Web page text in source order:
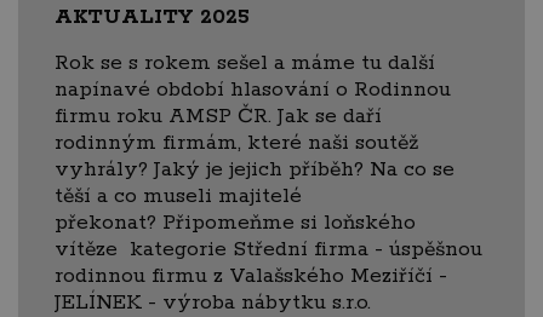
AKTUALITY 2025
Rok se s rokem sešel a máme tu další
napínavé období hlasování o Rodinnou
firmu roku AMSP ČR. Jak se daří
rodinným firmám, které naši soutěž
vyhrály? Jaký je jejich příběh? Na co se
těší a co museli majitelé
překonat? Připomeňme si loňského
vítěze kategorie Střední firma - úspěšnou
rodinnou firmu z Valašského Meziříčí -
JELÍNEK - výroba nábytku s.r.o.